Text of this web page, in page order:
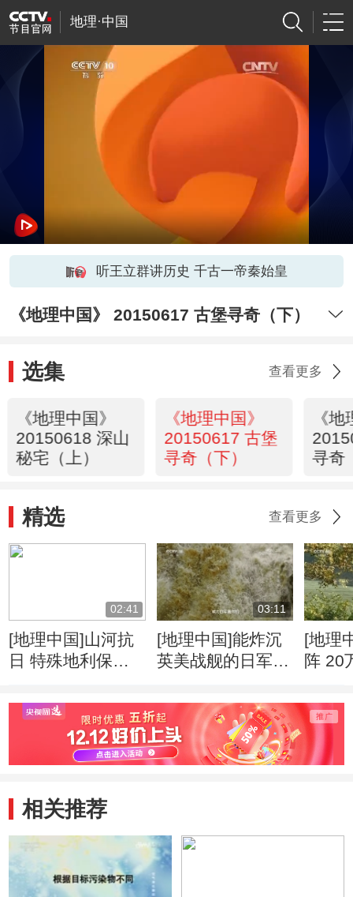
地理·中国
听王立群讲历史 千古一帝秦始皇
《地理中国》 20150617 古堡寻奇（下）
选集 查看更多
《地理中国》
20150618 深山
秘宅（上）
《地理中国》
20150617 古堡
寻奇（下）
《
寻奇
精选 查看更多
02:41
[地理中国]山河抗
日 特殊地利保护
03:11
[地理中国]能炸沉
英美战舰的日军为
[地理
阵 20
相关推荐